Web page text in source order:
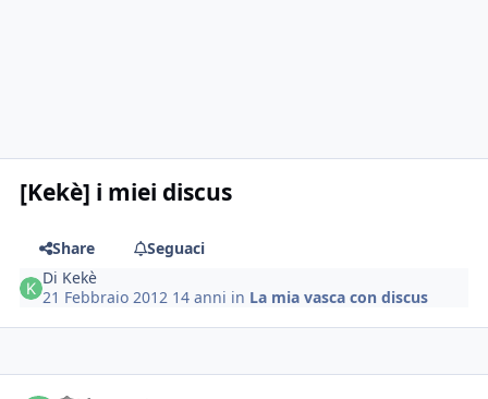
[Kekè] i miei discus
Share
Seguaci
Di Kekè
21 Febbraio 2012 14 anni in La mia vasca con discus